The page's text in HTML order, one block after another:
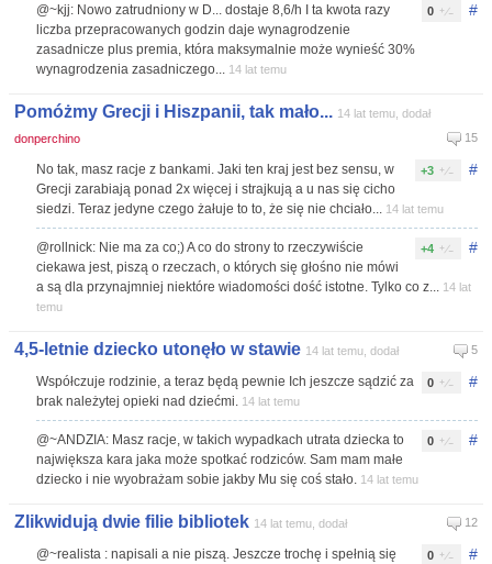
#
0
@~kjj: Nowo zatrudniony w D... dostaje 8,6/h I ta kwota razy
liczba przepracowanych godzin daje wynagrodzenie
zasadnicze plus premia, która maksymalnie może wynieść 30%
wynagrodzenia zasadniczego... 14 lat temu
Pomóżmy Grecji i Hiszpanii, tak mało... 14 lat temu, dodał
donperchino
15
#
+3
No tak, masz racje z bankami. Jaki ten kraj jest bez sensu, w
Grecji zarabiają ponad 2x więcej i strajkują a u nas się cicho
siedzi. Teraz jedyne czego żałuje to to, że się nie chciało... 14 lat temu
#
+4
@rollnick: Nie ma za co;) A co do strony to rzeczywiście
ciekawa jest, piszą o rzeczach, o których się głośno nie mówi
a są dla przynajmniej niektóre wiadomości dość istotne. Tylko co z... 14 lat
temu
4,5-letnie dziecko utonęło w stawie 14 lat temu, dodał 5
#
0
Współczuje rodzinie, a teraz będą pewnie Ich jeszcze sądzić za
brak należytej opieki nad dziećmi. 14 lat temu
#
0
@~ANDZIA: Masz racje, w takich wypadkach utrata dziecka to
największa kara jaka może spotkać rodziców. Sam mam małe
dziecko i nie wyobrażam sobie jakby Mu się coś stało. 14 lat temu
Zlikwidują dwie filie bibliotek 14 lat temu, dodał 12
#
0
@~realista : napisali a nie piszą. Jeszcze trochę i spełnią się